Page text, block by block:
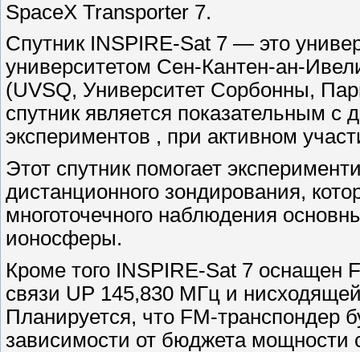
SpaceX Transporter 7.
Спутник INSPIRE-Sat 7 — это
университетом Сен-Кантен-ан-
(UVSQ, Университет Сорбонны,
спутник является показательным с
экспериментов , при активном
Этот спутник помогает
дистанционного зондирования,
многоточечного наблюдения
ионосферы.
Кроме того INSPIRE-Sat 7 оснащен
связи UP 145,830 МГц и
Планируется, что FM-транспондер
зависимости от бюджета мощности